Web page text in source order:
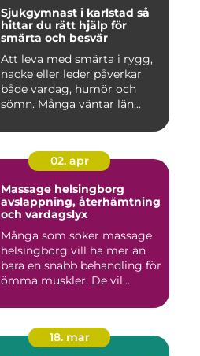
Sjukgymnast i karlstad så
hittar du rätt hjälp för
smärta och besvär
Att leva med smärta i rygg,
nacke eller leder påverkar
både vardag, humör och
sömn. Många väntar län...
02. apr
Massage helsingborg
avslappning, återhämtning
och vardagslyx
Många som söker massage
helsingborg vill ha mer än
bara en snabb behandling för
ömma muskler. De vil...
18. mar